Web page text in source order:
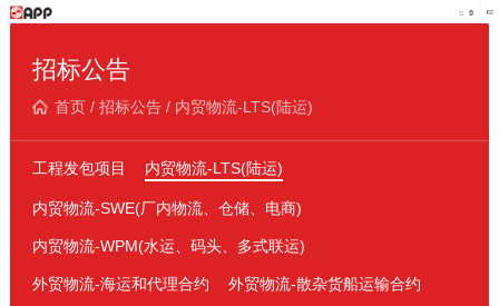
招标公告
首页/ 招标公告/ 内贸物流-LTS(陆运)
工程发包项目 内贸物流-LTS(陆运)
内贸物流-SWE(厂内物流、仓储、电商)
内贸物流-WPM(水运、码头、多式联运)
外贸物流-海运和代理合约 外贸物流-散杂货船运输合约